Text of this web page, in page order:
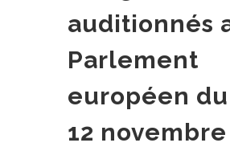
auditionnés
Parlement
européen du
12 novembre